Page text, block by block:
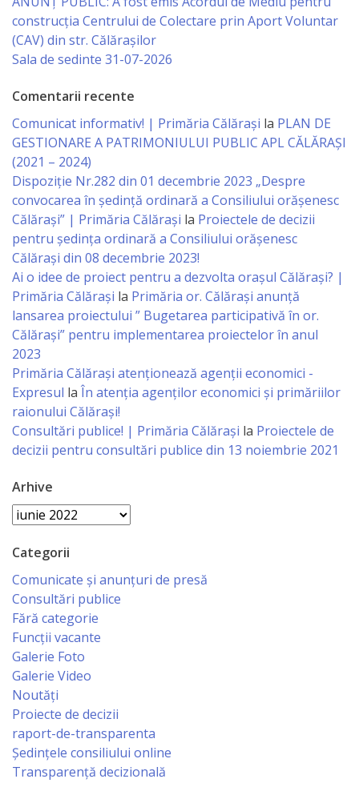
Economist
Primar
Viceprimarii
Specialist
Relații
cu
Publicul,
Operator
CISC
Organigrama
Regulament
Consiliul
local
Secretarul
Consiliului
Consilieri
Comisii
de
specialitate
Regulamentul
Consiliului
Dispoziții
construcția Centrului de Colectare prin Aport Voluntar
(CAV) din str. Călărașilor
Sala de sedinte 31-07-2026
Comentarii recente
Comunicat informativ! | Primăria Călărași la PLAN DE
GESTIONARE A PATRIMONIULUI PUBLIC APL CĂLĂRAȘI
(2021 – 2024)
Dispoziție Nr.282 din 01 decembrie 2023 „Despre
convocarea în ședință ordinară a Consiliului orășenesc
Călărași” | Primăria Călărași la Proiectele de decizii
pentru ședința ordinară a Consiliului orășenesc
Călărași din 08 decembrie 2023!
Ai o idee de proiect pentru a dezvolta orașul Călărași? |
Primăria Călărași la Primăria or. Călărași anunță
lansarea proiectului ” Bugetarea participativă în or.
Călărași” pentru implementarea proiectelor în anul
2023
Primăria Călăraşi atenţionează agenţii economici -
Expresul la În atenția agenților economici și primăriilor
raionului Călărași!
Consultări publice! | Primăria Călărași la Proiectele de
decizii pentru consultări publice din 13 noiembrie 2021
Arhive
Arhive
Categorii
Comunicate și anunțuri de presă
Consultări publice
Fără categorie
Funcții vacante
Galerie Foto
Galerie Video
Noutăți
Proiecte de decizii
raport-de-transparenta
Ședințele consiliului online
Transparență decizională